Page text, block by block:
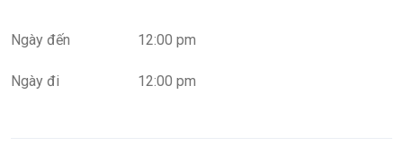
Ngày đến 12:00 pm
Ngày đi 12:00 pm